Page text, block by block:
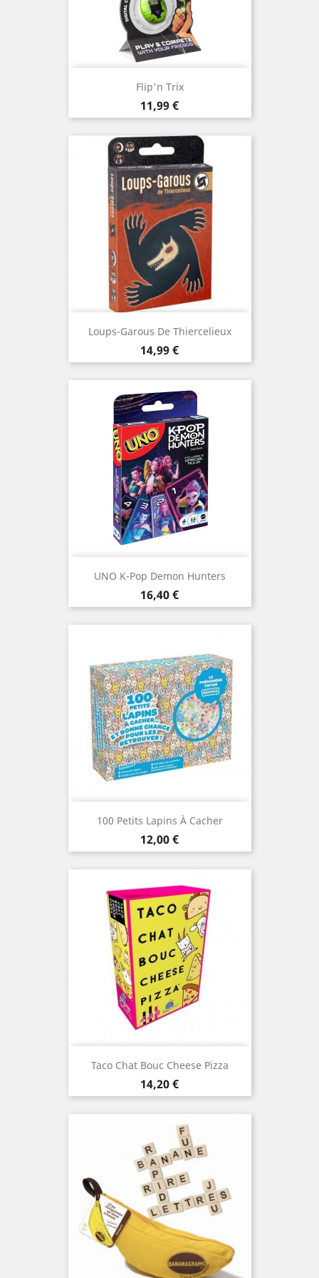
Flip'n Trix
Prix
11,99 €
Loups-Garous De Thiercelieux
Prix
14,99 €
UNO K-Pop Demon Hunters
Prix
16,40 €
100 Petits Lapins À Cacher
Prix
12,00 €
Taco Chat Bouc Cheese Pizza
Prix
14,20 €